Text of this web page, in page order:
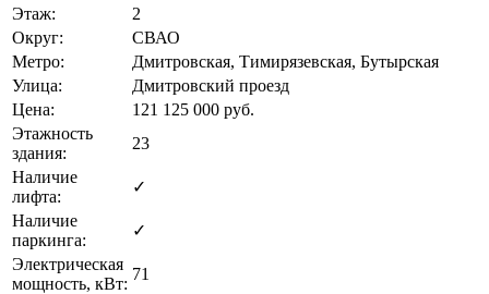
Этаж:
2
Округ:
СВАО
Метро:
Дмитровская, Тимирязевская, Бутырская
Улица:
Дмитровский проезд
Цена:
121 125 000 руб.
Этажность
здания:
23
Наличие
лифта:
✓
Наличие
паркинга:
✓
Электрическая
мощность, кВт:
71